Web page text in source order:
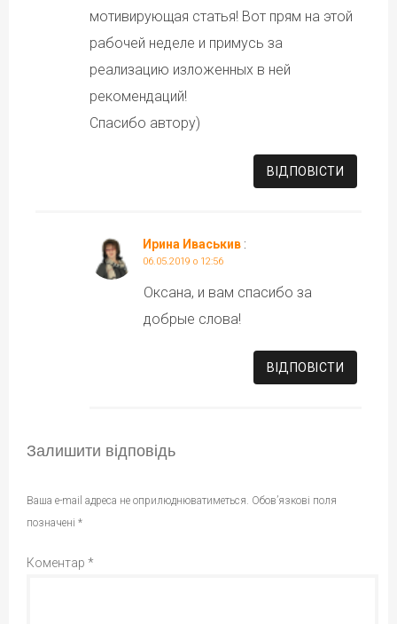
мотивирующая статья! Вот прям на этой
рабочей неделе и примусь за
реализацию изложенных в ней
рекомендаций!
Спасибо автору)
ВІДПОВІCТИ
Ирина Иваськив :
06.05.2019 о 12:56
Оксана, и вам спасибо за
добрые слова!
ВІДПОВІCТИ
Залишити відповідь
Ваша e-mail адреса не оприлюднюватиметься. Обов’язкові поля
позначені *
Коментар *